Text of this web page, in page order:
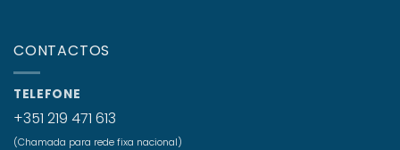
CONTACTOS
TELEFONE
+351 219 471 613
(Chamada para rede fixa nacional)